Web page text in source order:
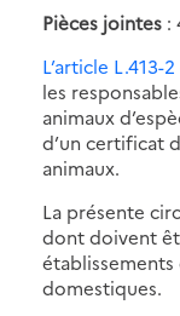
Pièces jointes :
L’article
les
animaux
d’un certificat
animaux.
La présente
dont doivent
établissements
domestiques.